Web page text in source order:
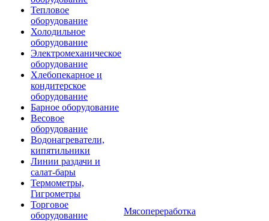
Тепловое
оборудование
Холодильное
оборудование
Электромеханическое
оборудование
Хлебопекарное и
кондитерское
оборудование
Барное оборудование
Весовое
оборудование
Водонагреватели,
кипятильники
Линии раздачи и
салат-бары
Термометры,
Гигрометры
Торговое
оборудование
Мясопереработка